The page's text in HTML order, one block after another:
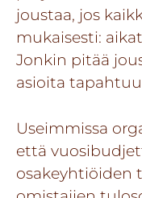
joustaa, jos
mukaisesti:
Jonkin pitää
asioita
Useimmissa
että
osakeyhtiöiden